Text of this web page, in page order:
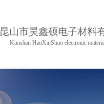
昆山市昊鑫硕电子材料
Kunshan HaoXinShuo electronic